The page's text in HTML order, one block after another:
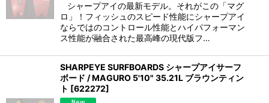
シャープアイの最新モデル。それがこの「マグ
ロ」！フィッシュのスピード性能にシャープアイ
ならではのコントロール性能とハイパフォーマン
ス性能が融合された最高峰の現代版フ…
SHARPEYE SURFBOARDS シャープアイサーフ
ボード / MAGURO 5'10" 35.21L ブラウンティン
ト [622272]